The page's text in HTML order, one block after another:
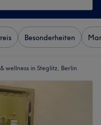
Besonderheiten
wellness in Steglitz, Berlin